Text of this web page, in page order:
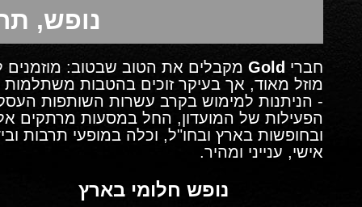
נופש,
חברי Gold מקבלים את הטוב שבטוב: מוזמנים
מוזל מאוד, אך בעיקר זוכים בהטבות
- הניתנות למימוש בקרב עשרות השותפות
הפעילות של המועדון, החל במסעות מרתקים
ובחופשות בארץ ובחו"ל, וכלה במופעי תרבות
אישי, ענייני ומהיר.
נופש חלומי בארץ